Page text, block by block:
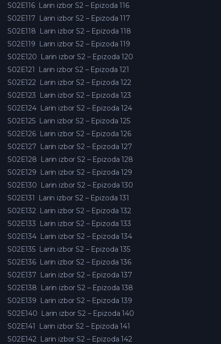
S02E116 Larin izbor S2 – Epizoda 116
S02E117 Larin izbor S2 – Epizoda 117
S02E118 Larin izbor S2 – Epizoda 118
S02E119 Larin izbor S2 – Epizoda 119
S02E120 Larin izbor S2 – Epizoda 120
S02E121
Larin izbor S2 – Epizoda 121
S02E122 Larin izbor S2 – Epizoda 122
S02E123 Larin izbor S2 – Epizoda 123
S02E124 Larin izbor S2 – Epizoda 124
S02E125 Larin izbor S2 – Epizoda 125
S02E126 Larin izbor S2 – Epizoda 126
S02E127 Larin izbor S2 – Epizoda 127
S02E128 Larin izbor S2 – Epizoda 128
S02E129 Larin izbor S2 – Epizoda 129
S02E130 Larin izbor S2 – Epizoda 130
S02E131
Larin izbor S2 – Epizoda 131
S02E132 Larin izbor S2 – Epizoda 132
S02E133 Larin izbor S2 – Epizoda 133
S02E134 Larin izbor S2 – Epizoda 134
S02E135 Larin izbor S2 – Epizoda 135
S02E136 Larin izbor S2 – Epizoda 136
S02E137 Larin izbor S2 – Epizoda 137
S02E138 Larin izbor S2 – Epizoda 138
S02E139 Larin izbor S2 – Epizoda 139
S02E140 Larin izbor S2 – Epizoda 140
S02E141
Larin izbor S2 – Epizoda 141
S02E142 Larin izbor S2 – Epizoda 142